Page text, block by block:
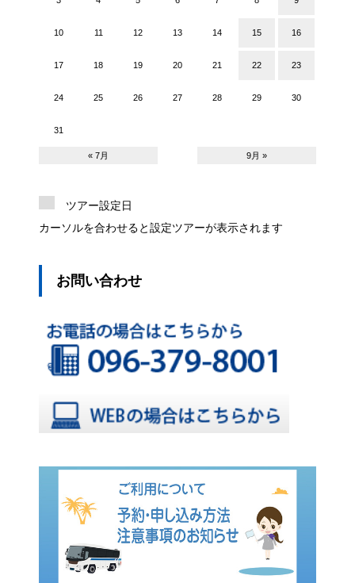
10 11 12 13 14 15 16
17 18 19 20 21 22 23
24 25 26 27 28 29 30
31
« 7月 9月 »
ツアー設定日
カーソルを合わせると設定ツアーが表示されます
お問い合わせ